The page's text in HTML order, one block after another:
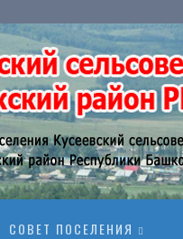
СОВЕТ ПОСЕЛЕНИЯ